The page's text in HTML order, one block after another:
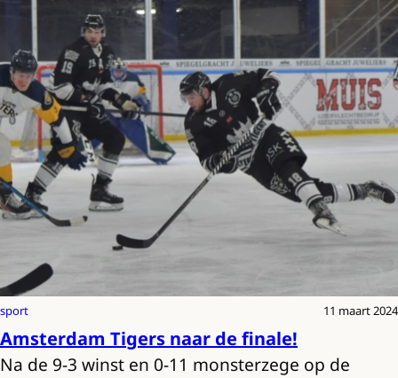
sport 11 maart 2024
Amsterdam Tigers naar de finale!
Na de 9-3 winst en 0-11 monsterzege op de